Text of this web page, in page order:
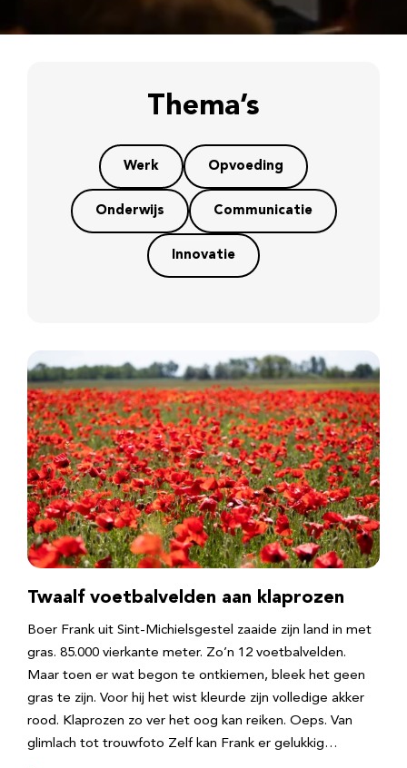
Thema’s
Werk Opvoeding
Onderwijs Communicatie
Innovatie
Twaalf voetbalvelden aan klaprozen
Boer Frank uit Sint-Michielsgestel zaaide zijn land in met
gras. 85.000 vierkante meter. Zo’n 12 voetbalvelden.
Maar toen er wat begon te ontkiemen, bleek het geen
gras te zijn. Voor hij het wist kleurde zijn volledige akker
rood. Klaprozen zo ver het oog kan reiken. Oeps. Van
glimlach tot trouwfoto Zelf kan Frank er gelukkig…